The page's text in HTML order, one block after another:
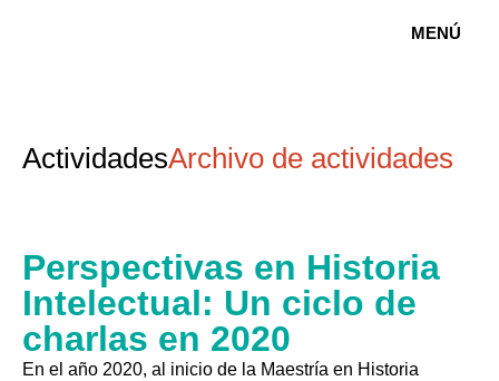
MENÚ
ActividadesArchivo de actividades
Perspectivas en Historia
Intelectual: Un ciclo de
charlas en 2020
En el año 2020, al inicio de la Maestría en Historia